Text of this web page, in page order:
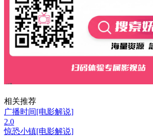
相关推荐
广播时间[电影解说]
2.0
惊恐小镇[电影解说]